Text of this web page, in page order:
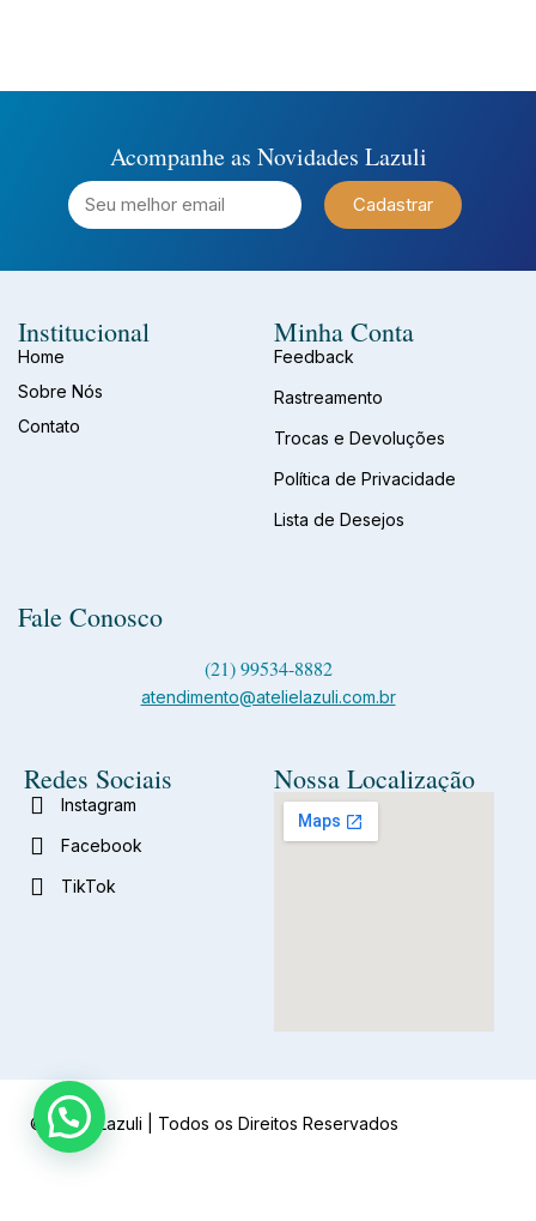
Acompanhe as Novidades Lazuli
Cadastrar
Institucional
Home
Sobre Nós
Contato
Minha Conta
Feedback
Rastreamento
Trocas e Devoluções
Política de Privacidade
Lista de Desejos
Fale Conosco
(21) 99534-8882
atendimento@atelielazuli.com.br
Redes Sociais
Instagram
Facebook
TikTok
Nossa Localização
© Ateliê Lazuli | Todos os Direitos Reservados